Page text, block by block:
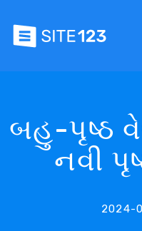
બહુ-પૃષ્ઠ
નવી
2024-